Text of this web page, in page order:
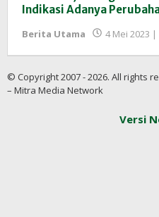
Indikasi Adanya
Berita Utama 4 Mei 2023 |
© Copyright 2007 - 2026. All rights
– Mitra Media Network
Versi